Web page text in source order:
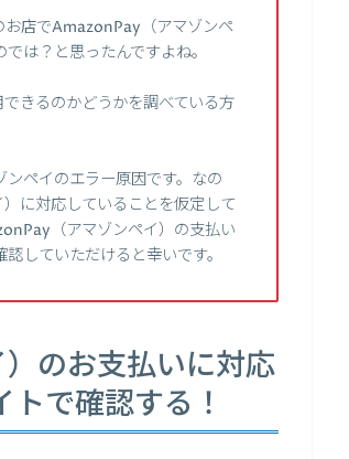
お店でAmazonPay（アマゾンペ
は？と思ったんですよね。
きるのかどうかを調べている方
ペイのエラー原因です。なの
に対応していることを仮定して
（アマゾンペイ）の支払い
していただけると幸いです。
のお支払いに対応
で確認する！